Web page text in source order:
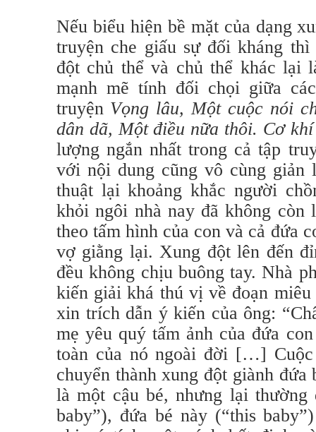
Nếu biểu hiện bề mặt của dạng
truyện che giấu sự đối kháng
đột chủ thể và chủ thể khác lại
mạnh mẽ tính đối chọi giữa
truyện Vọng lâu, Một cuộc nói
dân dã, Một điều nữa thôi. Cơ
lượng ngắn nhất trong cả tập
với nội dung cũng vô cùng giản
thuật lại khoảng khắc người
khỏi ngôi nhà nay đã không còn
theo tấm hình của con và cả đứa
vợ giằng lại. Xung đột lên đến
đều không chịu buông tay. Nhà
kiến giải khá thú vị về đoạn
xin trích dẫn ý kiến của ông:
mẹ yêu quý tấm ảnh của đứa
toàn của nó ngoài đời […]
chuyển thành xung đột giành
là một cậu bé, nhưng lại
baby”), đứa bé này (“this